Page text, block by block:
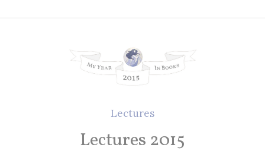
Lectures
Lectures 2015